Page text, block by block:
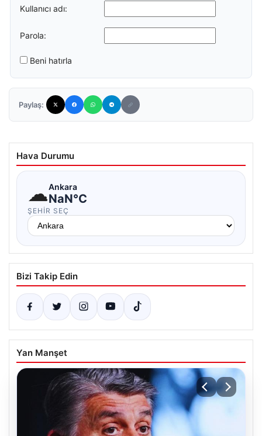
Kullanıcı adı:
Parola:
Beni hatırla
Paylaş:
Hava Durumu
☁Ankara
NaN°C
ŞEHIR SEÇ
Bizi Takip Edin
Yan Manşet